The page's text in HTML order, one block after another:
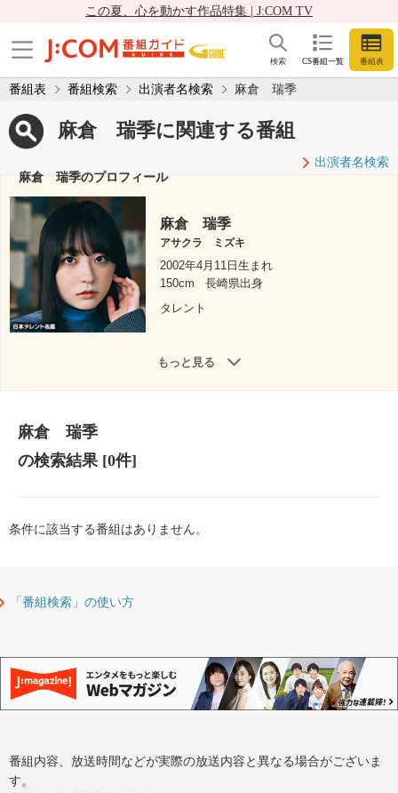
この夏、心を動かす作品特集 | J:COM TV
CS番組一覧 番組表
検索
番組表 番組検索 出演者名検索 麻倉 瑞季
麻倉 瑞季に関連する番組
出演者名検索
麻倉 瑞季のプロフィール
麻倉 瑞季
アサクラ ミズキ
2002年4月11日生まれ
150cm
長崎県出身
タレント
もっと見る
麻倉 瑞季
の検索結果[0件]
条件に該当する番組はありません。
「番組検索」の使い方
番組内容、放送時間などが実際の放送内容と異なる場合がございま
す。